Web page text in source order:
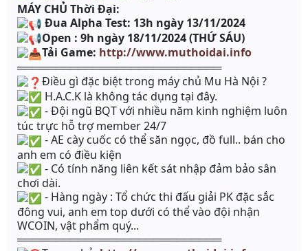
MÁY CHỦ Thời Đại:
Đua Alpha Test: 13h ngày 13/11/2024
Open : 9h ngày 18/11/2024 (THỨ SÁU)
Tải Game: http://www.muthoidai.info
═══════════════════════════
Điều gì đặc biệt trong máy chủ Mu Hà Nội ?
H.A.C.K là không tác dụng tại đây.
- Đội ngũ BQT với nhiều năm kinh nghiệm luôn
túc trực hỗ trợ member 24/7
- AE cày cuốc có thể săn ngọc, đồ full.. bán cho
anh em có điều kiện
- Có tính năng liên kết sát nhập đảm bảo sân
chơi dài.
- Hàng ngày : Tổ chức thi đấu giải PK đặc sắc
đông vui, anh em top dưới có thể vào đội nhận
WCOIN, vật phẩm quý...
═══════════════════════════